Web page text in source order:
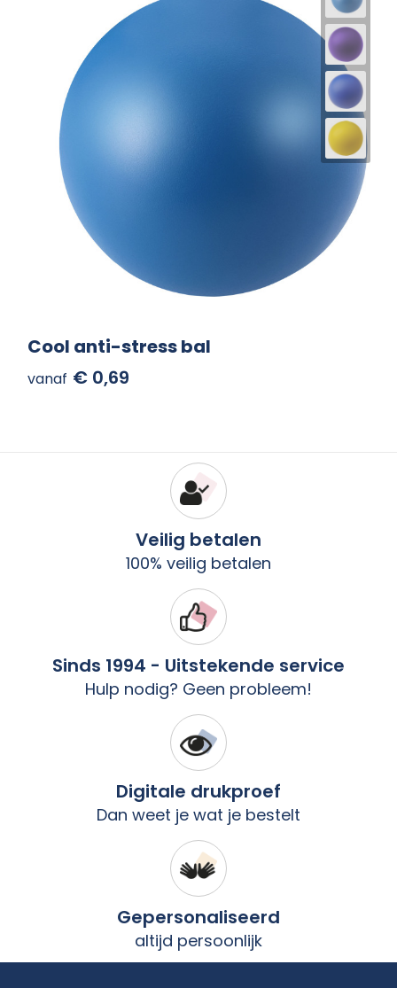
Cool anti-stress bal
vanaf € 0,69
Veilig betalen
100% veilig betalen
Sinds 1994 - Uitstekende service
Hulp nodig? Geen probleem!
Digitale drukproef
Dan weet je wat je bestelt
Gepersonaliseerd
altijd persoonlijk